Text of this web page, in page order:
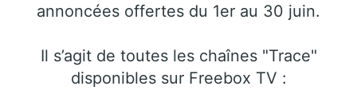
annoncées offertes du 1er au 30 juin.
Il s’agit de toutes les chaînes "Trace"
disponibles sur Freebox TV :